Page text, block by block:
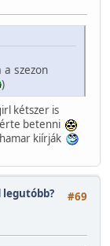
szezon
)
kétszer is
betenni
kiírják
#69